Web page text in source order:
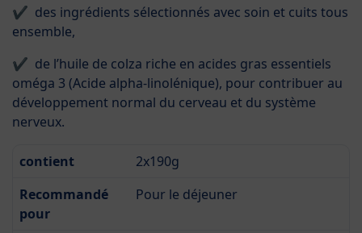
✔ des ingrédients sélectionnés avec soin et cuits tous
ensemble,
✔ de l’huile de colza riche en acides gras essentiels
oméga 3 (Acide alpha-linolénique), pour contribuer au
développement normal du cerveau et du système
nerveux.
contient
2x190g
Recommandé
pour
Pour le déjeuner